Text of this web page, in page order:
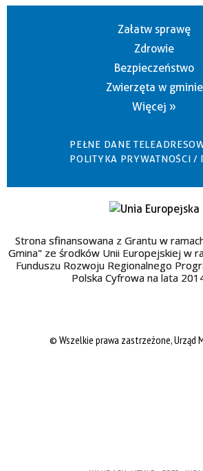
Załatw sprawę
Zdrowie
Bezpieczeństwo
Zwierzęta w gminie
Więcej »
PEŁNE DANE
POLITYKA PRYWATNOŚCI /
Strona sfinansowana z Grantu w
Gmina" ze środków Unii Europejskiej w
Funduszu Rozwoju Regionalnego
Polska Cyfrowa na lata
© Wszelkie prawa zastrzeżone, Urząd